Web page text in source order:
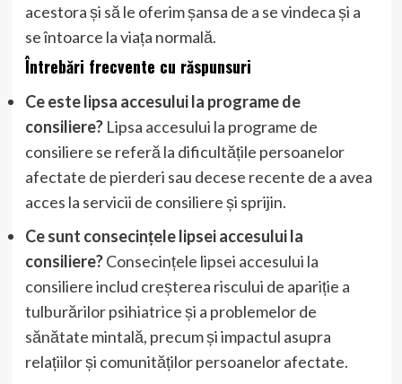
acestora și să le oferim șansa de a se vindeca și a
se întoarce la viața normală.
Întrebări frecvente cu răspunsuri
Ce este lipsa accesului la programe de
consiliere?Lipsa accesului la programe de
consiliere se referă la dificultățile persoanelor
afectate de pierderi sau decese recente de a avea
acces la servicii de consiliere și sprijin.
Ce sunt consecințele lipsei accesului la
consiliere?Consecințele lipsei accesului la
consiliere includ creșterea riscului de apariție a
tulburărilor psihiatrice și a problemelor de
sănătate mintală, precum și impactul asupra
relațiilor și comunităților persoanelor afectate.